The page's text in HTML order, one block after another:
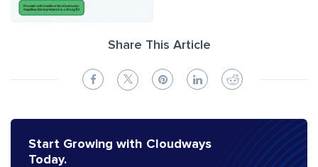
Share This Article
Start Growing with Cloudways
Today.